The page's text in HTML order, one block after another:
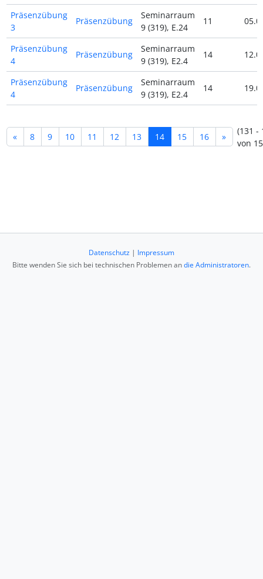
Präsenzübung
3
Präsenzübung
Seminarraum
9 (319), E.24
11
Präsenzübung
4
Präsenzübung
Seminarraum
9 (319), E2.4
14
Präsenzübung
4
Präsenzübung
Seminarraum
9 (319), E2.4
14
« 8 9 10 11 12 13 14 15 16 »
(131 -
von
Datenschutz | Impressum
Bitte wenden Sie sich bei technischen Problemen andie Administratoren.